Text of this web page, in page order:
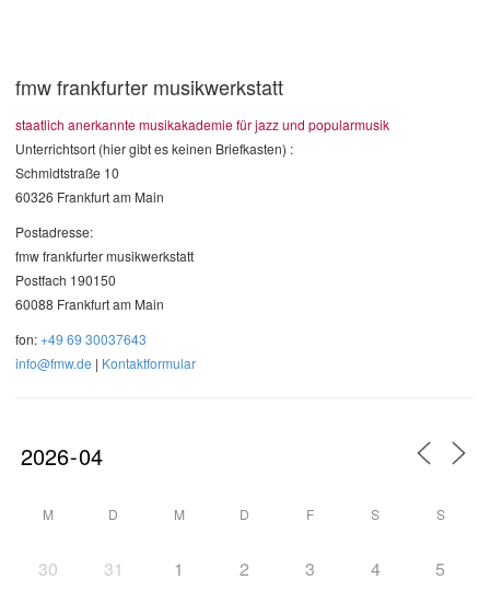
fmw frankfurter musikwerkstatt
staatlich anerkannte musikakademie für jazz und popularmusik
Unterrichtsort (hier gibt es keinen Briefkasten) :
Schmidtstraße 10
60326 Frankfurt am Main
Postadresse:
fmw frankfurter musikwerkstatt
Postfach 190150
60088 Frankfurt am Main
fon:+49 69 30037643
info@fmw.de | Kontaktformular
M D M D F S S
30 31 1 2 3 4 5